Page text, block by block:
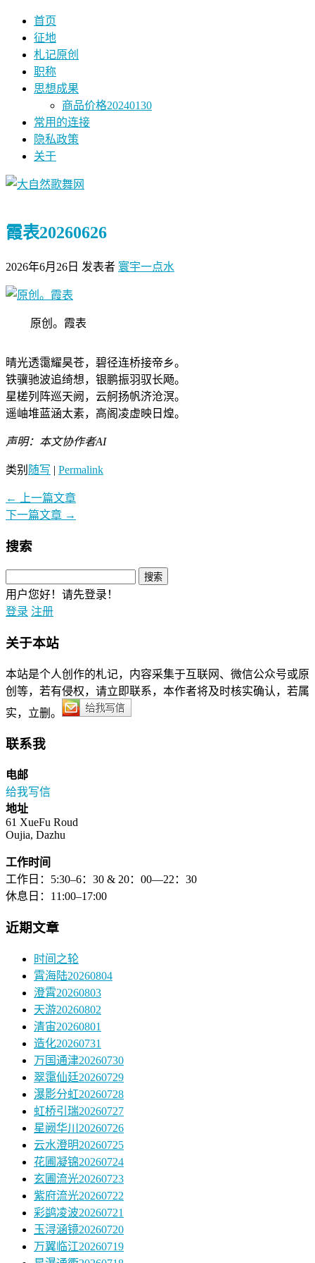
首页
征地
札记原创
职称
思想成果
商品价格20240130
常用的连接
隐私政策
关于
霞表20260626
2026年6月26日 发表者 寰宇一点水
原创。霞表
晴光透霭耀昊苍，碧径连桥接帝乡。
铁骥驰波追绮想，银鹏振羽驭长飏。
星槎列阵巡天阙，云舸扬帆济沧溟。
遥岫堆蓝涵太素，高阁凌虚映日煌。
声明：本文协作者AI
类别 随写 | Permalink
←
上一篇文章
下一篇文章 →
搜索
用户您好！请先登录！
登录 注册
关于本站
本站是个人创作的札记，内容采集于互联网、微信公众号或原
创等，若有侵权，请立即联系，本作者将及时核实确认，若属
实，立删。
联系我
电邮
给我写信
地址
61 XueFu Roud
Oujia, Dazhu
工作时间
工作日：5:30–6：30 & 20：00—22：30
休息日：11:00–17:00
近期文章
时间之轮
霄海陆20260804
澄霄20260803
天游20260802
清宙20260801
造化20260731
万国通津20260730
翠霭仙廷20260729
瀑影分虹20260728
虹桥引瑞20260727
星阙华川20260726
云水澄明20260725
花圃凝锦20260724
玄圃流光20260723
紫府流光20260722
彩鹢凌波20260721
玉浔涵镜20260720
万翼临江20260719